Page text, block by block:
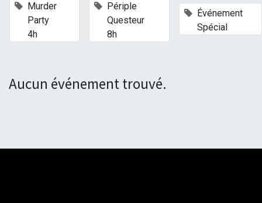
Murder
Party
4h
Périple
Questeur
8h
Événement
Spécial
Aucun événement trouvé.